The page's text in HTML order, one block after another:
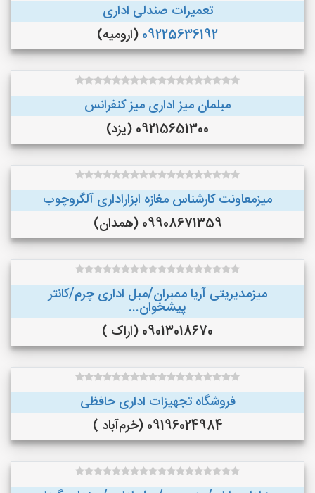
تعمیرات صندلی اداری
09225636192 (ارومیه)
مبلمان میز اداری میز کنفرانس
09215651300 (یزد)
میزمعاونت کارشناس مغازه ابزاراداری آلگروچوب
09908671359 (همدان)
میزمدیریتی آریا ممبران/مبل اداری چرم/کانتر
پیشخوان...
09013018670 (اراک )
فروشگاه تجهیزات اداری حافظی
09196024984 (خرم‌آباد )